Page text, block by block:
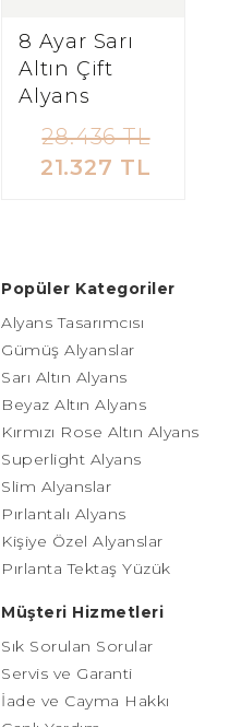
8 Ayar Sarı
Altın Çift
Alyans
28.436 TL
21.327 TL
Popüler Kategoriler
Alyans Tasarımcısı
Gümüş Alyanslar
Sarı Altın Alyans
Beyaz Altın Alyans
Kırmızı Rose Altın Alyans
Superlight Alyans
Slim Alyanslar
Pırlantalı Alyans
Kişiye Özel Alyanslar
Pırlanta Tektaş Yüzük
Müşteri Hizmetleri
Sık Sorulan Sorular
Servis ve Garanti
İade ve Cayma Hakkı